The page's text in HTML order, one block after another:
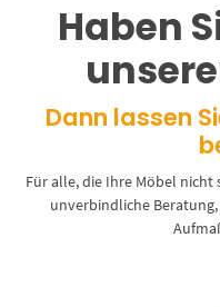
Haben
Dann lassen
Für alle, die Ihre Möbel
unverbindliche